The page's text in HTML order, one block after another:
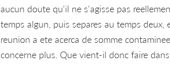
aucun doute qu'il ne s'agisse pas
temps algun, puis separes au temps
reunion a ete acerca de somme
concerne plus. Que vient-il donc faire